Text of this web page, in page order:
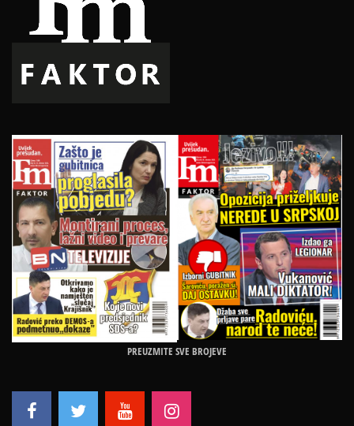
PREUZMITE SVE BROJEVE